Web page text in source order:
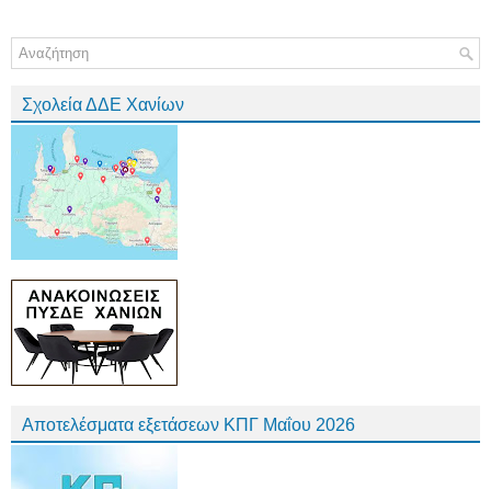
Σχολεία ΔΔΕ Χανίων
Αποτελέσματα εξετάσεων ΚΠΓ Μαΐου 2026